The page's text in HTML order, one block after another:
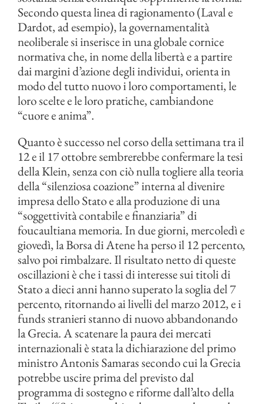
Secondo questa linea di ragionamento (Laval e
Dardot, ad esempio), la governamentalità
neoliberale si inserisce in una globale cornice
normativa che, in nome della libertà e a partire
dai margini d’azione degli individui, orienta in
modo del tutto nuovo i loro comportamenti, le
loro scelte e le loro pratiche, cambiandone
“cuore e anima”.
Quanto è successo nel corso della settimana tra il
12 e il 17 ottobre sembrerebbe confermare la tesi
della Klein, senza con ciò nulla togliere alla teoria
della “silenziosa coazione” interna al divenire
impresa dello Stato e alla produzione di una
“soggettività contabile e finanziaria” di
foucaultiana memoria. In due giorni, mercoledì e
giovedì, la Borsa di Atene ha perso il 12 percento,
salvo poi rimbalzare. Il risultato netto di queste
oscillazioni è che i tassi di interesse sui titoli di
Stato a dieci anni hanno superato la soglia del 7
percento, ritornando ai livelli del marzo 2012, e i
funds stranieri stanno di nuovo abbandonando
la Grecia. A scatenare la paura dei mercati
internazionali è stata la dichiarazione del primo
ministro Antonis Samaras secondo cui la Grecia
potrebbe uscire prima del previsto dal
programma di sostegno e riforme dall’alto della